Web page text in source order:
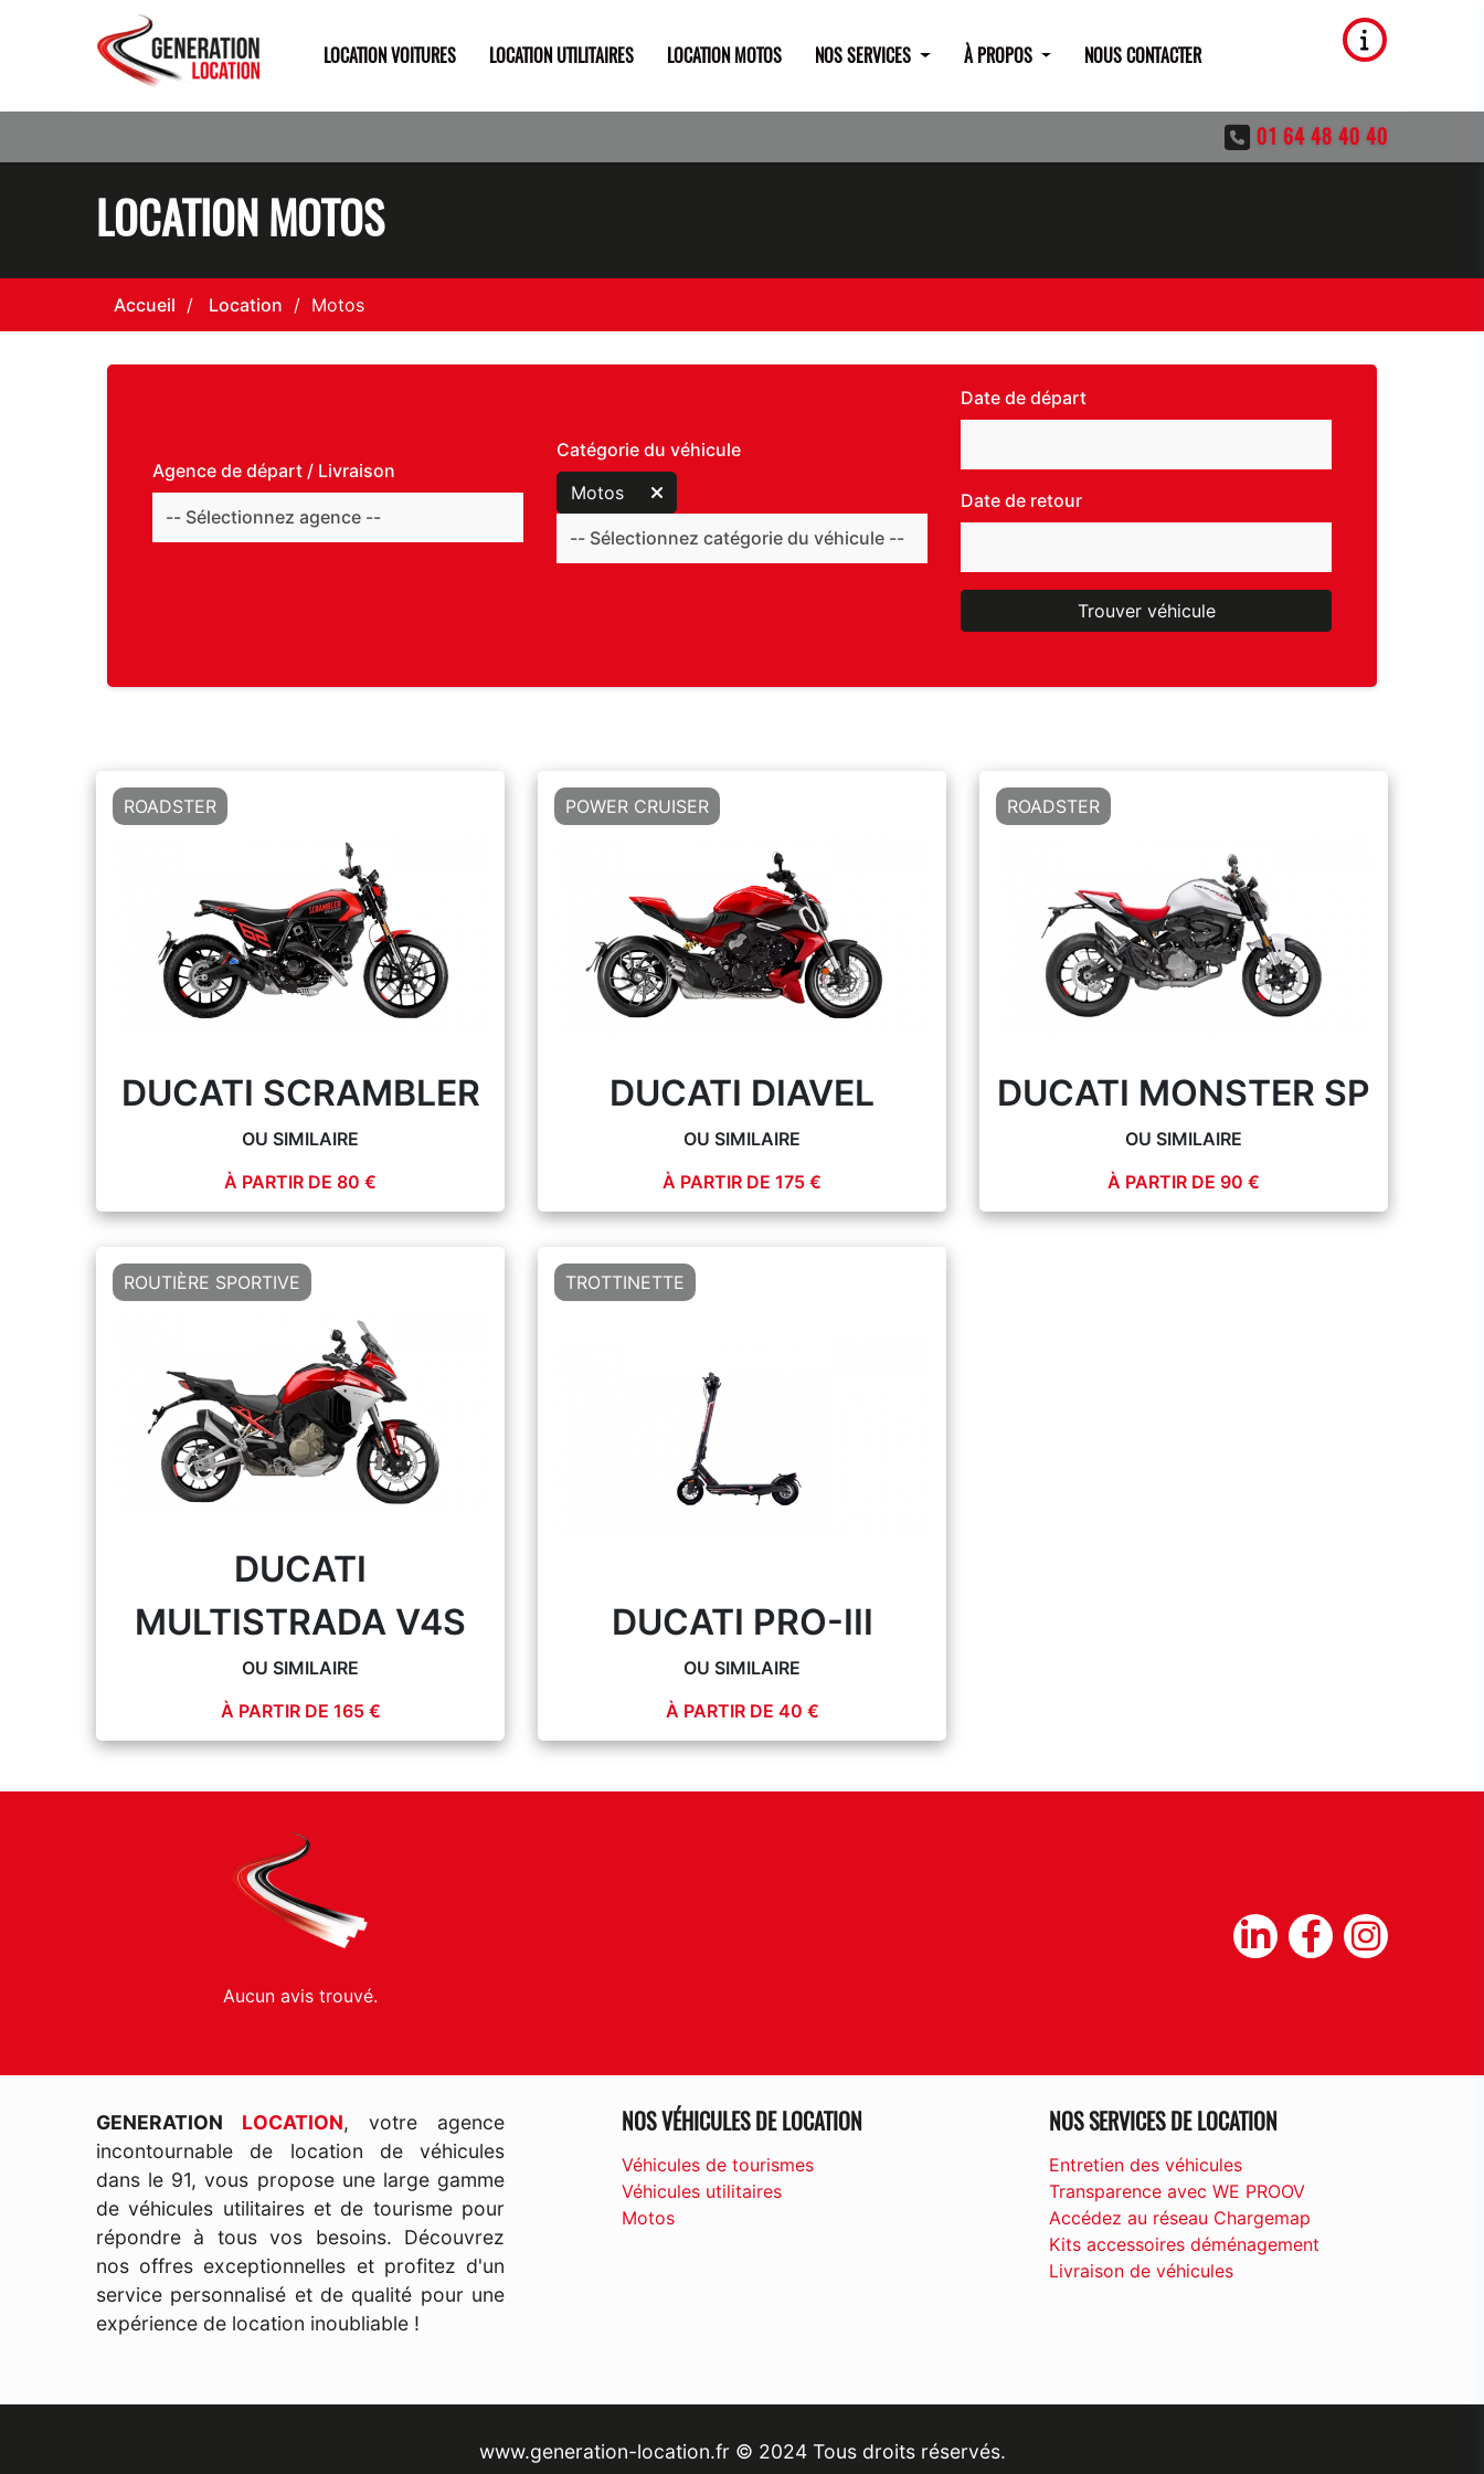
LOCATION VOITURES LOCATION UTILITAIRES LOCATION MOTOS NOS SERVICES À PROPOS NOUS CONTACTER
01 64 48 40 40
LOCATION MOTOS
Accueil Location Motos
Agence de départ / Livraison
Catégorie du véhicule
Motos
Date de départ
Date de retour
Trouver véhicule
ROADSTER
DUCATI SCRAMBLER
OU SIMILAIRE
À PARTIR DE 80 €
PLUS D'INFOS
POWER CRUISER
DUCATI DIAVEL
OU SIMILAIRE
À PARTIR DE 175 €
PLUS D'INFOS
ROADSTER
DUCATI MONSTER SP
OU SIMILAIRE
À PARTIR DE 90 €
ROUTIÈRE SPORTIVE
DUCATI
MULTISTRADA V4S
OU SIMILAIRE
À PARTIR DE 165 €
PLUS D'INFOS
TROTTINETTE
DUCATI PRO-III
OU SIMILAIRE
À PARTIR DE 40 €
PLUS D'INFOS
Aucun avis trouvé.
GENERATION LOCATION, votre agence
incontournable de location de véhicules
dans le 91, vous propose une large gamme
de véhicules utilitaires et de tourisme pour
répondre à tous vos besoins. Découvrez
nos offres exceptionnelles et profitez d'un
service personnalisé et de qualité pour une
expérience de location inoubliable !
NOS VÉHICULES DE LOCATION
Véhicules de tourismes
Véhicules utilitaires
Motos
NOS SERVICES DE LOCATION
Entretien des véhicules
Transparence avec WE PROOV
Accédez au réseau Chargemap
Kits accessoires déménagement
Livraison de véhicules
www.generation-location.fr © 2024 Tous droits réservés.